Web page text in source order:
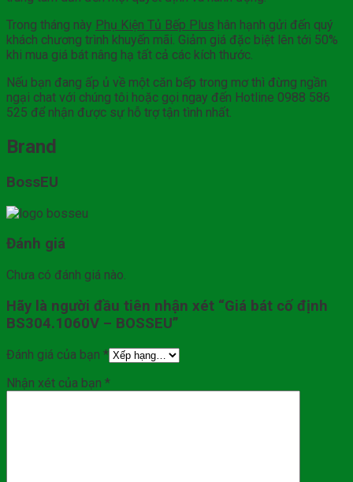
Trong tháng này Phụ Kiện Tủ Bếp Plus hân hạnh gửi đến quý
khách chương trình khuyến mãi. Giảm giá đặc biệt lên tới 50%
khi mua giá bát nâng hạ tất cả các kích thước.
Nếu bạn đang ấp ủ về một căn bếp trong mơ thì đừng ngần
ngại chat với chúng tôi hoặc gọi ngay đến Hotline 0988 586
525 để nhận được sự hỗ trợ tận tình nhất.
Brand
BossEU
Đánh giá
Chưa có đánh giá nào.
Hãy là người đầu tiên nhận xét “Giá bát cố định
BS304.1060V – BOSSEU”
Đánh giá của bạn *
Nhận xét của bạn *